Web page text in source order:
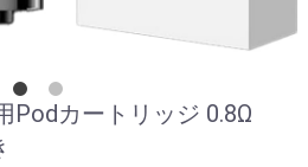
Podカートリッジ 0.8Ω